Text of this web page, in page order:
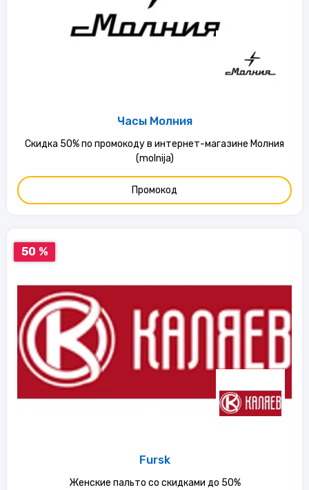
Часы Молния
Скидка 50% по промокоду в интернет-магазине Молния
(molnija)
Промокод
50 %
Fursk
Женские пальто со скидками до 50%